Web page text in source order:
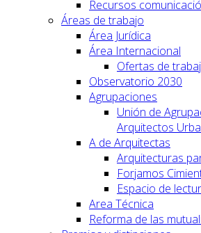
Recursos
Áreas de trabajo
Área Jurídica
Área Internacional
Ofertas de
Observatorio 2030
Agrupaciones
Unión de
Arquitectos
A de Arquitectas
Arquitecturas
Forjamos
Espacio de
Area Técnica
Reforma de las